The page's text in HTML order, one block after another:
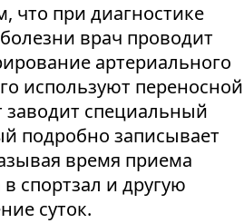
что при диагностике
врач проводит
артериального
используют переносной
заводит специальный
подробно записывает
время приема
спортзал и другую
суток.